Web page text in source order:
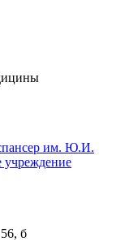
им. Ю.И.
учреждение
б